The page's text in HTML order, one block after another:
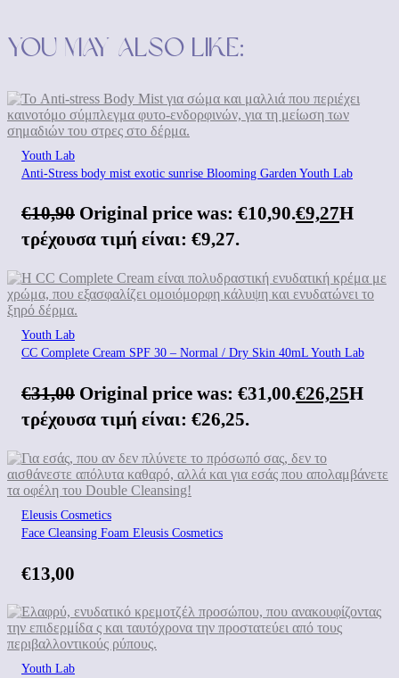
You may also like:
Youth Lab
Anti-Stress body mist exotic sunrise Blooming Garden Youth Lab
€10,90 Original price was: €10,90.€9,27Η
τρέχουσα τιμή είναι: €9,27.
Youth Lab
CC Complete Cream SPF 30 – Normal / Dry Skin 40mL Youth Lab
€31,00 Original price was: €31,00.€26,25Η
τρέχουσα τιμή είναι: €26,25.
Eleusis Cosmetics
Face Cleansing Foam Eleusis Cosmetics
€13,00
Youth Lab